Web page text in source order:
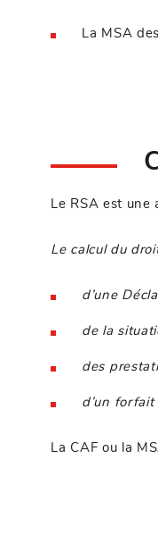
La MSA
Le RSA est
Le calcul du
d’une
de la
des
d’un
La CAF ou la